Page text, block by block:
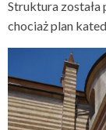
Struktura została
chociaż plan